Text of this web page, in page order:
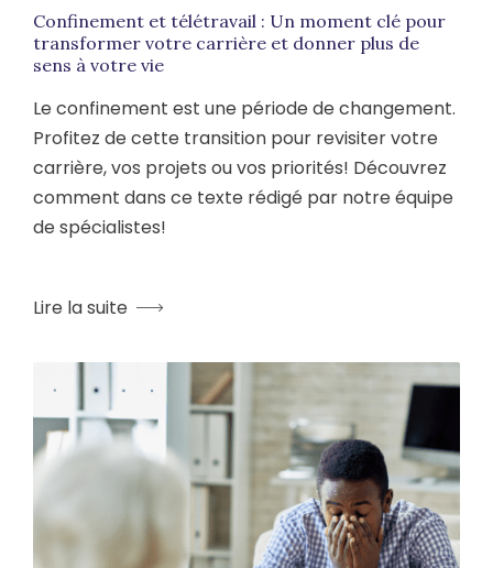
Confinement et télétravail : Un moment clé pour
transformer votre carrière et donner plus de
sens à votre vie
Le confinement est une période de changement.
Profitez de cette transition pour revisiter votre
carrière, vos projets ou vos priorités! Découvrez
comment dans ce texte rédigé par notre équipe
de spécialistes!
Lire la suite